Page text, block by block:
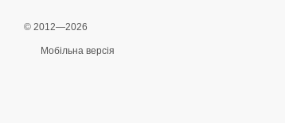
© 2012—2026
Мобільна версія